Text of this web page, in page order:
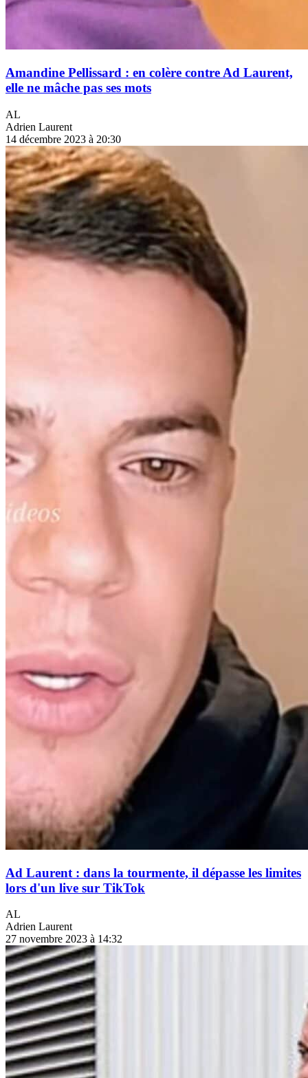
Amandine Pellissard : en colère contre Ad Laurent,
elle ne mâche pas ses mots
AL
Adrien Laurent
14 décembre 2023 à 20:30
Ad Laurent : dans la tourmente, il dépasse les limites
lors d'un live sur TikTok
AL
Adrien Laurent
27 novembre 2023 à 14:32